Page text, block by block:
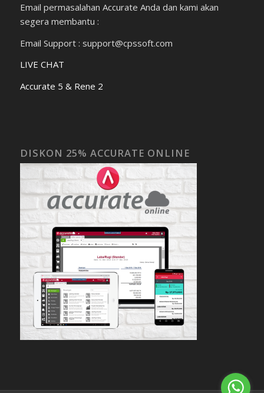
Email permasalahan Accurate Anda dan kami akan
segera membantu :
Email Support : support@cpssoft.com
LIVE CHAT
Accurate 5 & Rene 2
DISKON 25% ACCURATE ONLINE